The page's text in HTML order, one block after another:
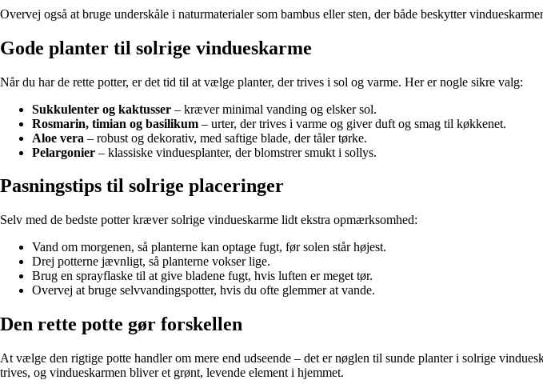
Overvej også at bruge underskåle i naturmaterialer som bambus eller sten, der både beskytter
Gode planter til solrige vindueskarme
Når du har de rette potter, er det tid til at vælge planter, der trives i sol og varme. Her er nogle sikre valg:
Sukkulenter og kaktusser – kræver minimal vanding og elsker sol.
Rosmarin, timian og basilikum – urter, der trives i varme og giver duft og smag til køkkenet.
Aloe vera – robust og dekorativ, med saftige blade, der tåler tørke.
Pelargonier – klassiske vinduesplanter, der blomstrer smukt i sollys.
Pasningstips til solrige placeringer
Selv med de bedste potter kræver solrige vindueskarme lidt ekstra opmærksomhed:
Vand om morgenen, så planterne kan optage fugt, før solen står højest.
Drej potterne jævnligt, så planterne vokser lige.
Brug en sprayflaske til at give bladene fugt, hvis luften er meget tør.
Overvej at bruge selvvandingspotter, hvis du ofte glemmer at vande.
Den rette potte gør forskellen
At vælge den rigtige potte handler om mere end udseende – det er nøglen til sunde planter i solrige
trives, og vindueskarmen bliver et grønt, levende element i hjemmet.